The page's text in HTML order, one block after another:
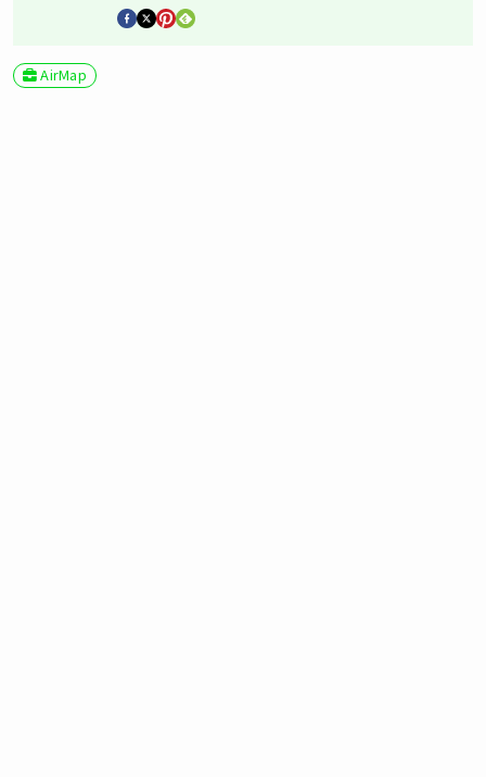
AirMap